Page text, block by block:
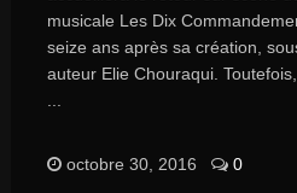
musicale Les Dix
seize ans après sa création,
auteur Elie Chouraqui.
octobre 30, 2016 0